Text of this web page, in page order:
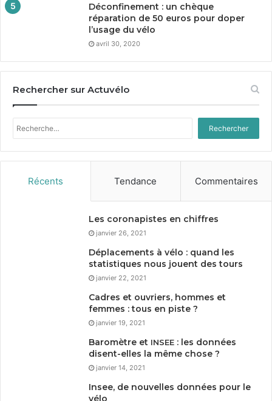
Déconfinement : un chèque
réparation de 50 euros pour doper
l’usage du vélo
avril 30, 2020
Rechercher sur Actuvélo
Rechercher :
Récents Tendance Commentaires
Les coronapistes en chiffres
janvier 26, 2021
Déplacements à vélo : quand les
statistiques nous jouent des tours
janvier 22, 2021
Cadres et ouvriers, hommes et
femmes : tous en piste ?
janvier 19, 2021
Baromètre et INSEE : les données
disent-elles la même chose ?
janvier 14, 2021
Insee, de nouvelles données pour le
vélo